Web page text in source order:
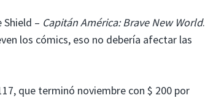
– Capitán América: Brave New World.
los cómics, eso no debería afectar las
que terminó noviembre con $ 200 por